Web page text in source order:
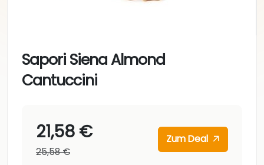
Sapori Siena Almond
Cantuccini
21,58 €
25,58 €
Zum Deal